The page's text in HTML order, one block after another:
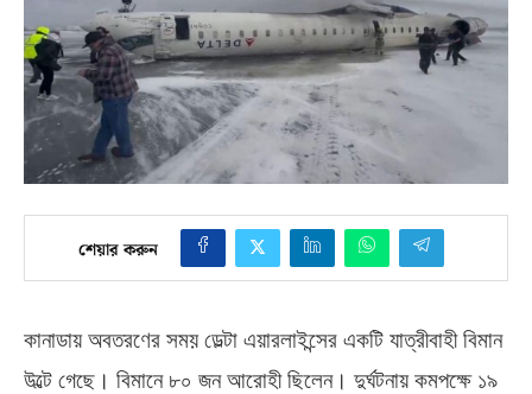
শেয়ার করুন
কানাডায় অবতরণের সময় ডেল্টা এয়ারলাইন্সের একটি যাত্রীবাহী বিমান
উল্টে গেছে। বিমানে ৮০ জন আরোহী ছিলেন। দুর্ঘটনায় কমপক্ষে ১৯